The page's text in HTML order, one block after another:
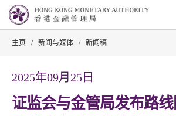
主页 / 新闻与媒体 / 新闻稿
2025年09月25日
证监会与金管局发布路